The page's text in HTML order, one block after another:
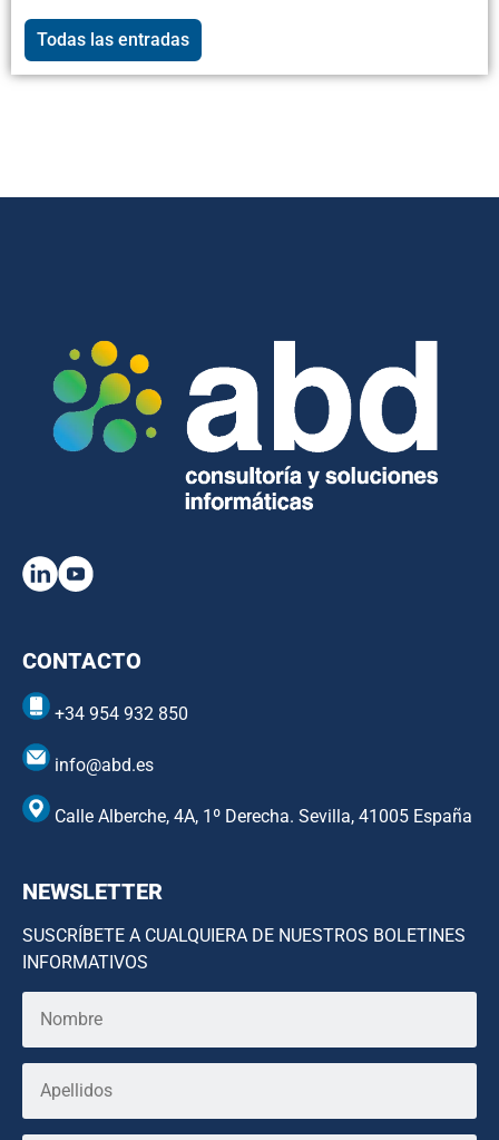
Todas las entradas
CONTACTO
+34 954 932 850
info@abd.es
Calle Alberche, 4A, 1º Derecha. Sevilla, 41005 España
NEWSLETTER
SUSCRÍBETE A CUALQUIERA DE NUESTROS BOLETINES
INFORMATIVOS